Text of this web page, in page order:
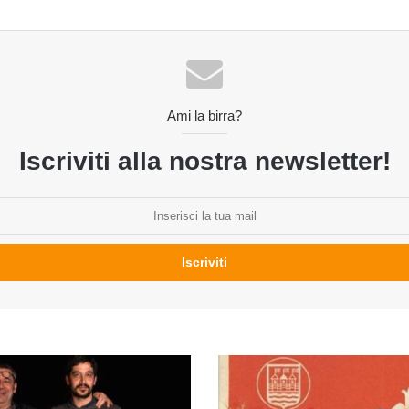
Ami la birra?
Iscriviti alla nostra newsletter!
Fame.